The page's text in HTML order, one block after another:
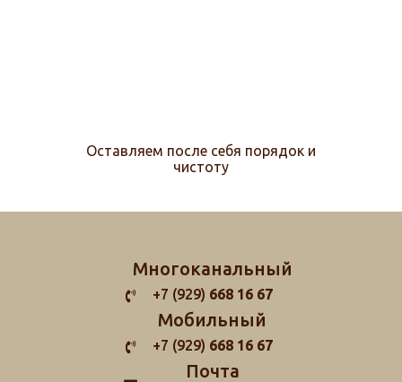
Оставляем после себя порядок и
чистоту
Многоканальный
+7 (929) 668 16 67
Мобильный
+7 (929) 668 16 67
Почта